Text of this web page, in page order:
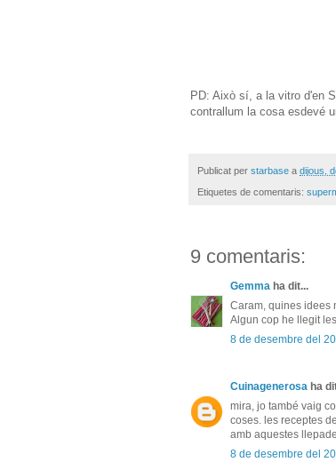
PD: Això sí, a la vitro d'en
contrallum la cosa esdevé
Publicat per starbase a dijous,
Etiquetes de comentaris:
9 comentaris:
Gemma ha dit...
Caram, quines idees
Algun cop he llegit
8 de desembre del
Cuinagenerosa ha
mira, jo també vaig
coses. les receptes
amb aquestes
8 de desembre del